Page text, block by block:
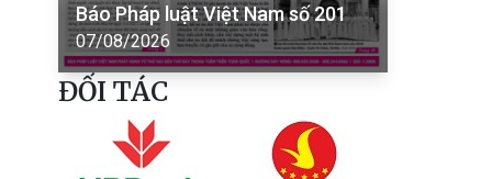
Báo Pháp luật Việt Nam số 201
07/08/2026
ĐỐI TÁC